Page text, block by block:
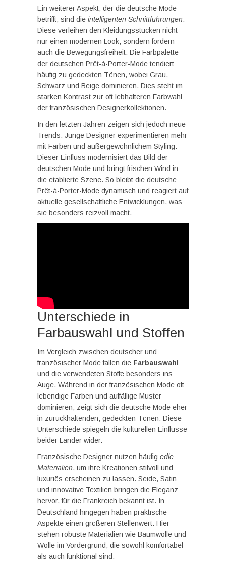
Ein weiterer Aspekt, der die deutsche Mode
betrifft, sind die intelligenten Schnittführungen.
Diese verleihen den Kleidungsstücken nicht
nur einen modernen Look, sondern fördern
auch die Bewegungsfreiheit. Die Farbpalette
der deutschen Prêt-à-Porter-Mode tendiert
häufig zu gedeckten Tönen, wobei Grau,
Schwarz und Beige dominieren. Dies steht im
starken Kontrast zur oft lebhafteren Farbwahl
der französischen Designerkollektionen.
In den letzten Jahren zeigen sich jedoch neue
Trends: Junge Designer experimentieren mehr
mit Farben und außergewöhnlichem Styling.
Dieser Einfluss modernisiert das Bild der
deutschen Mode und bringt frischen Wind in
die etablierte Szene. So bleibt die deutsche
Prêt-à-Porter-Mode dynamisch und reagiert auf
aktuelle gesellschaftliche Entwicklungen, was
sie besonders reizvoll macht.
Unterschiede in
Farbauswahl und Stoffen
Im Vergleich zwischen deutscher und
französischer Mode fallen die Farbauswahl
und die verwendeten Stoffe besonders ins
Auge. Während in der französischen Mode oft
lebendige Farben und auffällige Muster
dominieren, zeigt sich die deutsche Mode eher
in zurückhaltenden, gedeckten Tönen. Diese
Unterschiede spiegeln die kulturellen Einflüsse
beider Länder wider.
Französische Designer nutzen häufig edle
Materialien, um ihre Kreationen stilvoll und
luxuriös erscheinen zu lassen. Seide, Satin
und innovative Textilien bringen die Eleganz
hervor, für die Frankreich bekannt ist. In
Deutschland hingegen haben praktische
Aspekte einen größeren Stellenwert. Hier
stehen robuste Materialien wie Baumwolle und
Wolle im Vordergrund, die sowohl komfortabel
als auch funktional sind.